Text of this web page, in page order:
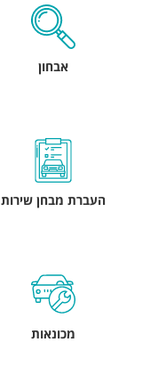
אבחון
העברת מבחן שירות
מכונאות